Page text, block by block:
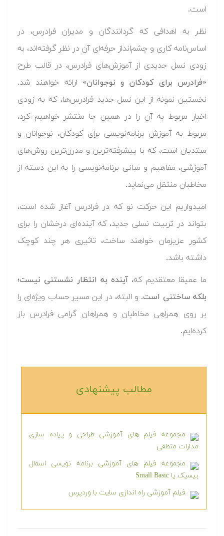
است.
نظر به اهدافی که گردانندگان و مدیران فرادرس، در
اساس‌نامه کاری و چشم‌انداز حرفه‌ای آن در نظر گرفته‌اند، به
زودی نسل جدیدی از آموزش‌های فرادرس، در قالب طرح
«فرادرس برای کودکان و نوجوانان» ارائه خواهند شد.
نخستین نمونه از این نسل جدید فرادرس‌ها، که به زودی
اخبار مربوط به آن را در همین جا منتشر خواهیم کرد،
مربوط به آموزش برنامه‌نویسی برای کودکان، نوجوانان و
مبتدیان است، که با پیشرفته‌ترین و مدرن‌ترین روش‌های
آموزشی، مفاهیم و مبانی برنامه‌نویسی را به این دسته از
مخاطبان منتقل می‌نماید.
امیدواریم این حرکت نو که در فرادرس آغاز شده است،
بتواند در تربیت نسلی جدید، که آینده‌ای درخشان را برای
کشور عزیزمان خواهند ساخت، تاثیری هر چند کوچک
داشته باشد.
ما عمیقا معتقدیم که،آینده به انتظار نشستنی نیست؛
بلکه ساختنی است. و البته، در این مسیر حساب ویژه‌ای را
بر روی همراهی مخاطبان و همراهان گرامی فرادرس باز
کرده‌ایم.
مطالب پیشنهادی‎
مجموعه فیلم های آموزشی طراحی و پیاده سازی
مدارات منطقی
مجموعه فیلم های آموزشی برنامه نویسی اسمال
بیسیک یا Small Basic
فیلم آموزشی راه اندازی سایت با وردپرس